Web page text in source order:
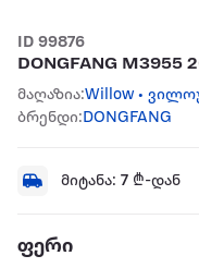
ID 99876
DONGFANG M3955
მაღაზია:Willow •
ბრენდი:DONGFANG
მიტანა: 7 ₾-დან
ფერი